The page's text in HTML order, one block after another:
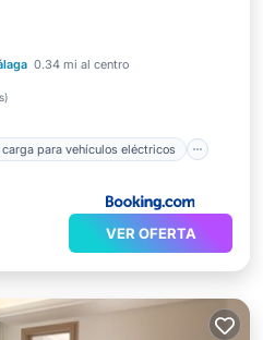
0.34 mi al centro
)
para vehículos eléctricos
vehículos eléctricos
Piscina
VER OFERTA